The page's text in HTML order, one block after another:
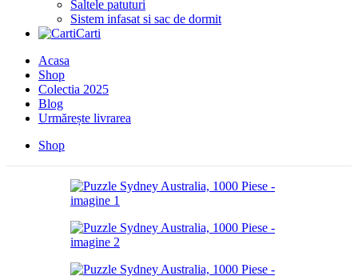
Saltele patuturi
Sistem infasat si sac de dormit
Carti
Acasa
Shop
Colectia 2025
Blog
Urmărește livrarea
Shop